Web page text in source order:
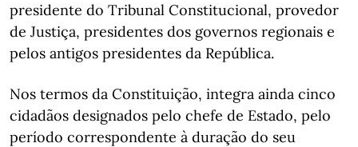
presidente do Tribunal Constitucional, provedor
de Justiça, presidentes dos governos regionais e
pelos antigos presidentes da República.
Nos termos da Constituição, integra ainda cinco
cidadãos designados pelo chefe de Estado, pelo
período correspondente à duração do seu